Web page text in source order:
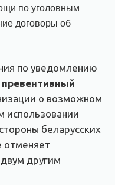
по уголовным
договоры об
по уведомлению
превентивный
о возможном
использовании
беларусских
отменяет
другим